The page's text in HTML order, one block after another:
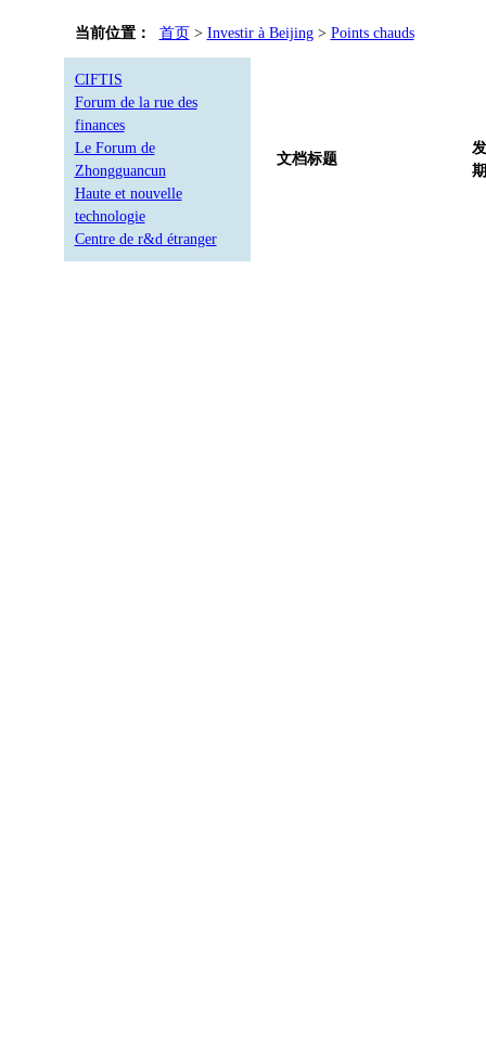
当前位置： 首页> Investir à Beijing> Points chauds
CIFTIS
Forum de la rue des
finances
Le Forum de
Zhongguancun
Haute et nouvelle
technologie
Centre de r&d étranger
文档标题
期